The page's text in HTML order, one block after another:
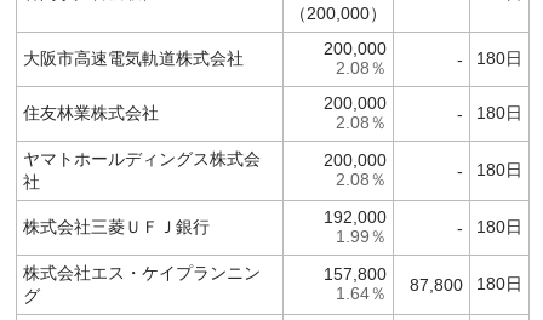
（200,000）
大阪市高速電気軌道株式会社 200,000
2.08％ - 180日
住友林業株式会社 200,000
2.08％ - 180日
ヤマトホールディングス株式会
社
200,000
2.08％ - 180日
株式会社三菱ＵＦＪ銀行 192,000
1.99％ - 180日
株式会社エス・ケイプランニン
グ
157,800
1.64％ 87,800 180日